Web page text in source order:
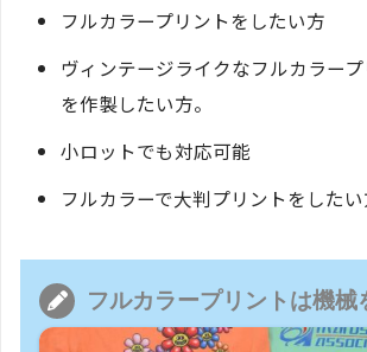
フルカラープリントをしたい方
ヴィンテージライクなフルカラー
を作製したい方。
小ロットでも対応可能
フルカラーで大判プリントをした
フルカラープリントは機械